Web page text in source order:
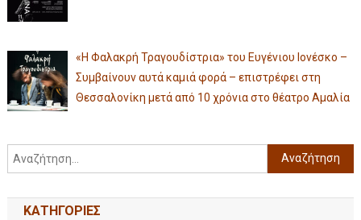
«Η Φαλακρή Τραγουδίστρια» του Ευγένιου Ιονέσκο –
Συμβαίνουν αυτά καμιά φορά – επιστρέφει στη
Θεσσαλονίκη μετά από 10 χρόνια στο θέατρο Αμαλία
KΑΤΗΓΟΡΊΕΣ